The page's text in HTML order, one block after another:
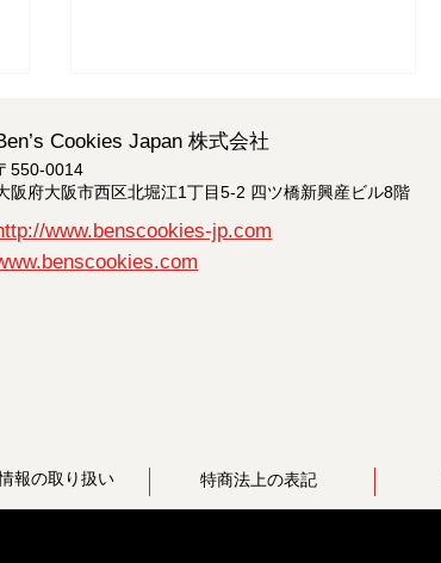
Cookies Japan 株式会社
550-0014
阪府大阪市西区北堀江1丁目5-2 四ツ橋新興産ビル8階
www.benscookies-jp.com
報の取り扱い 特商法上の表記